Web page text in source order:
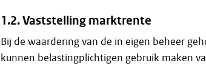
1.2. Vaststelling marktrente
Bij de waardering van de in eigen beheer
kunnen belastingplichtigen gebruik maken